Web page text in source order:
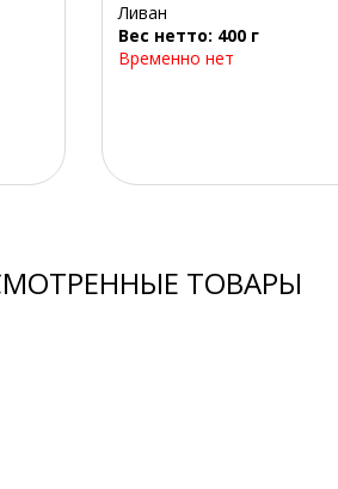
Ливан
Вес нетто: 400 г
Временно нет
ТОВАРЫ